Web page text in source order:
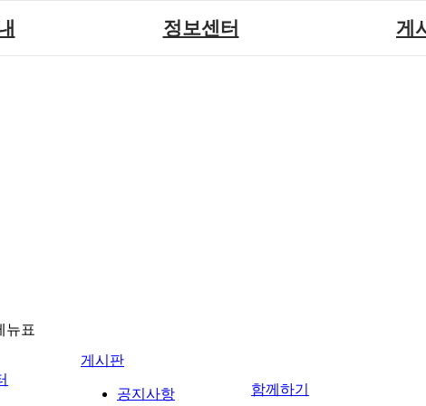
사업
정보센터 게
뉴표
게시판
공지사항
함께하기